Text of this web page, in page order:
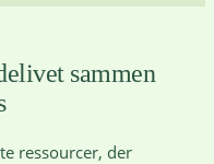
sammen
ressourcer, der